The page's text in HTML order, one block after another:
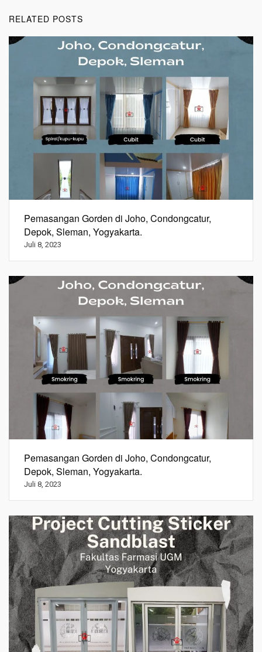
RELATED POSTS
Pemasangan Gorden di Joho, Condongcatur,
Depok, Sleman, Yogyakarta.
Juli 8, 2023
Pemasangan Gorden di Joho, Condongcatur,
Depok, Sleman, Yogyakarta.
Juli 8, 2023